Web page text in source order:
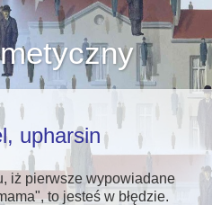
upharsin
iż pierwsze wypowiadane
to jesteś w błędzie.